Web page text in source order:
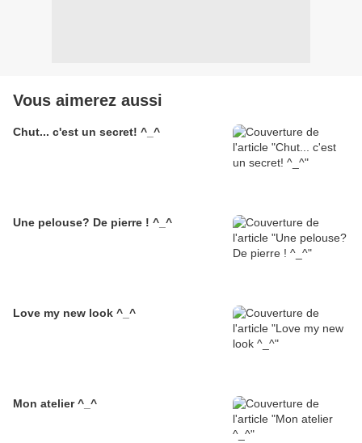
Vous aimerez aussi
Chut... c'est un secret! ^_^
Une pelouse? De pierre ! ^_^
Love my new look ^_^
Mon atelier ^_^